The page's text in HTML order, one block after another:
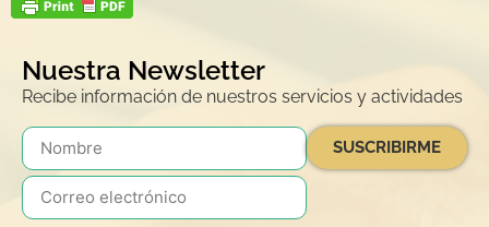
Nuestra Newsletter
Recibe información de nuestros servicios y actividades
SUSCRIBIRME